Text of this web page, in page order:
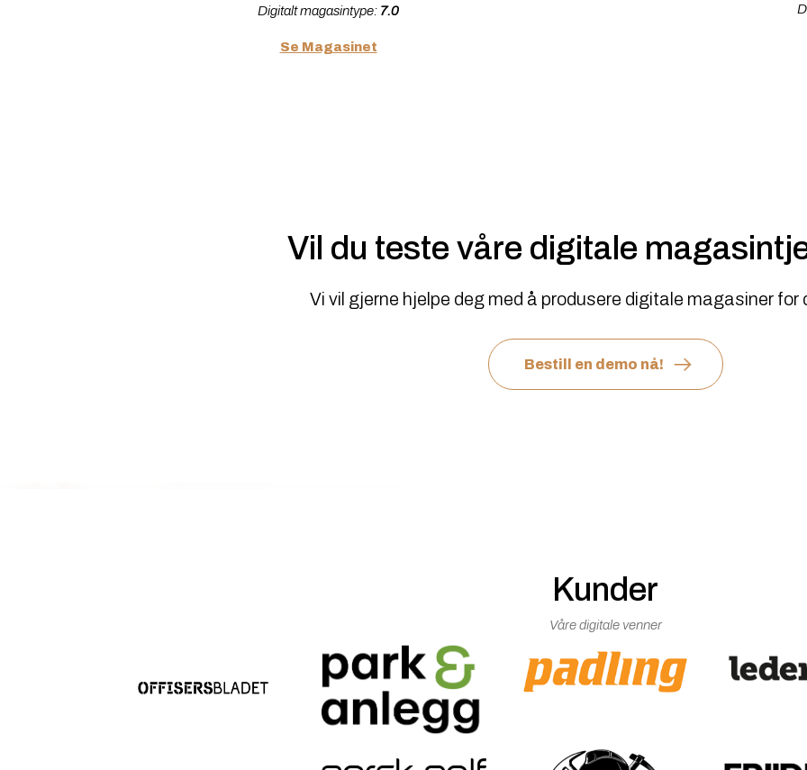
Digitalt magasintype: 7.0
Se Magasinet
Vil du teste våre digitale
Vi vil gjerne hjelpe deg med å produsere digitale magasiner for
Bestill en demo nå!
Kunder
Våre digitale venner